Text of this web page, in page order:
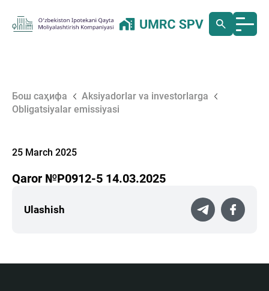
Бош саҳифа
Aksiyadorlar va investorlarga
Obligatsiyalar emissiyasi
25 March 2025
Qaror №P0912-5 14.03.2025
Ulashish